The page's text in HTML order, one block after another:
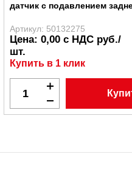
датчик с подавлением
Артикул: 50132275
Цена: 0,00 с НДС руб./
шт.
Купить в 1 клик